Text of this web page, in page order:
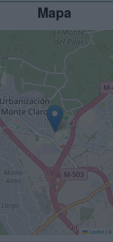
Mapa
Leaflet ©